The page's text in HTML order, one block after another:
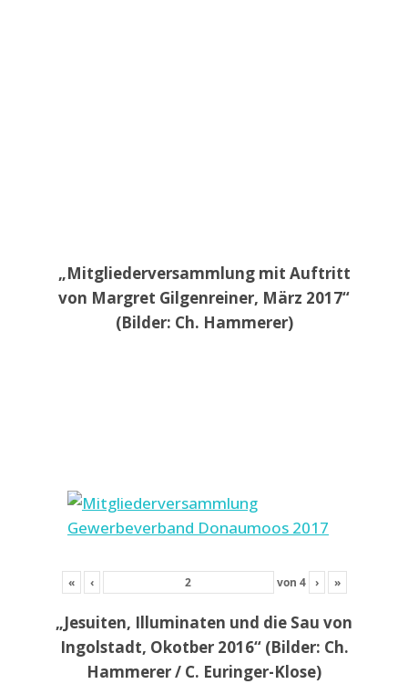
„Mitgliederversammlung mit Auftritt
von Margret Gilgenreiner, März 2017“
(Bilder: Ch. Hammerer)
« ‹ von 4 › »
„Jesuiten, Illuminaten und die Sau von
Ingolstadt, Okotber 2016“ (Bilder: Ch.
Hammerer / C. Euringer-Klose)